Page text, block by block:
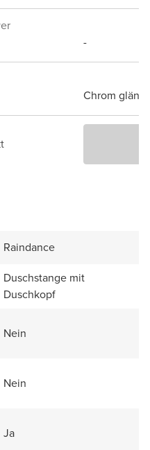
-
Chrom
Raindance
Duschstange mit
Duschkopf
Nein
Nein
Ja